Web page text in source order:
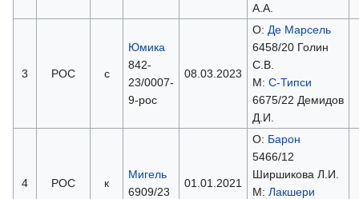
А.А.
3 РОС с
Юмика
842-
23/0007-
9-рос
08.03.2023
О: Де Марсель
6458/20 Голин
С.В.
М: С-Типси
6675/22 Демидов
Д.И.
4 РОС к
Мигель
6909/23
01.01.2021
О: Барон
5466/12
Ширшикова Л.И.
М: Лакшери